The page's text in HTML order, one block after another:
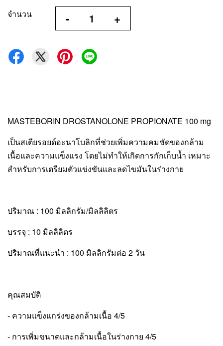
จำนวน - +
MASTEBORIN DROSTANOLONE PROPIONATE 100 mg
เป็นสเตียรอยด์อะนาโบลิกที่ช่วยเพิ่มความคมชัดของกล้าม
เนื้อและความแข็งแรง โดยไม่ทำให้เกิดการกักเก็บน้ำ เหมาะ
สำหรับการเตรียมตัวแข่งขันและลดไขมันในร่างกาย
ปริมาณ : 100 มิลลิกรัม/มิลลิลิตร
บรรจุ : 10 มิลลิลิตร
ปริมาณที่แนะนำ : 100 มิลลิกรัมต่อ 2 วัน
คุณสมบัติ
- ความแข็งแกร่งของกล้ามเนื้อ 4/5
- การเพิ่มขนาดและกล้ามเนื้อในร่างกาย 4/5